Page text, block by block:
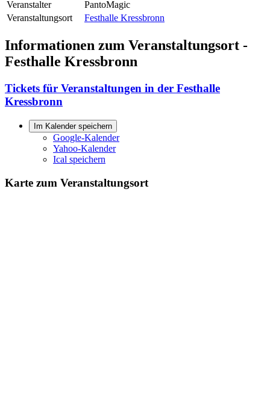
Veranstalter
PantoMagic
Veranstaltungsort
Festhalle Kressbronn
Informationen zum Veranstaltungsort -
Festhalle Kressbronn
Tickets für Veranstaltungen in der Festhalle
Kressbronn
Im Kalender speichern
Google-Kalender
Yahoo-Kalender
Ical speichern
Karte zum Veranstaltungsort